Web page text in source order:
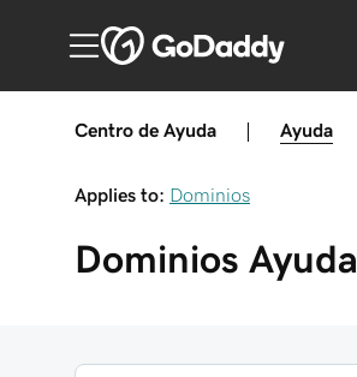
Centro de Ayuda Ayuda
Applies to: Dominios
Dominios Ayuda